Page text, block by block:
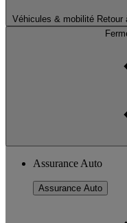
Véhicules & mobilité Retour
Assurance Auto
Assurance Auto